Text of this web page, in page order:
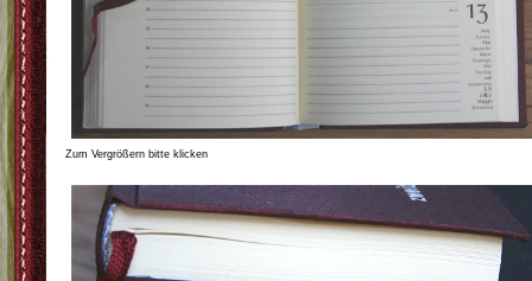
Zum Vergrößern bitte klicken